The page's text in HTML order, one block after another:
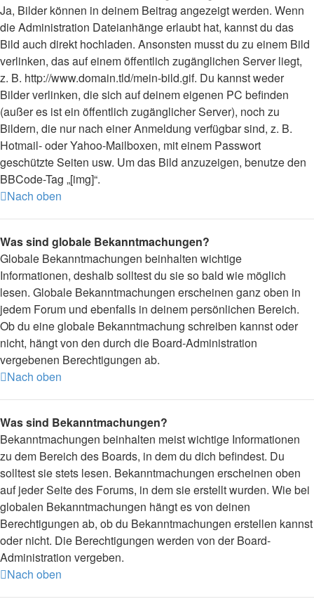
Ja, Bilder können in deinem Beitrag angezeigt werden. Wenn
die Administration Dateianhänge erlaubt hat, kannst du das
Bild auch direkt hochladen. Ansonsten musst du zu einem Bild
verlinken, das auf einem öffentlich zugänglichen Server liegt,
z. B. http://www.domain.tld/mein-bild.gif. Du kannst weder
Bilder verlinken, die sich auf deinem eigenen PC befinden
(außer es ist ein öffentlich zugänglicher Server), noch zu
Bildern, die nur nach einer Anmeldung verfügbar sind, z. B.
Hotmail- oder Yahoo-Mailboxen, mit einem Passwort
geschützte Seiten usw. Um das Bild anzuzeigen, benutze den
BBCode-Tag „[img]“.
Nach oben
Was sind globale Bekanntmachungen?
Globale Bekanntmachungen beinhalten wichtige
Informationen, deshalb solltest du sie so bald wie möglich
lesen. Globale Bekanntmachungen erscheinen ganz oben in
jedem Forum und ebenfalls in deinem persönlichen Bereich.
Ob du eine globale Bekanntmachung schreiben kannst oder
nicht, hängt von den durch die Board-Administration
vergebenen Berechtigungen ab.
Nach oben
Was sind Bekanntmachungen?
Bekanntmachungen beinhalten meist wichtige Informationen
zu dem Bereich des Boards, in dem du dich befindest. Du
solltest sie stets lesen. Bekanntmachungen erscheinen oben
auf jeder Seite des Forums, in dem sie erstellt wurden. Wie bei
globalen Bekanntmachungen hängt es von deinen
Berechtigungen ab, ob du Bekanntmachungen erstellen kannst
oder nicht. Die Berechtigungen werden von der Board-
Administration vergeben.
Nach oben